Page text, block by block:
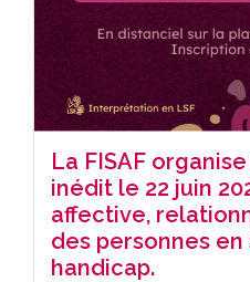
La FISAF
inédit le 22 juin
affective,
des personnes
handicap.